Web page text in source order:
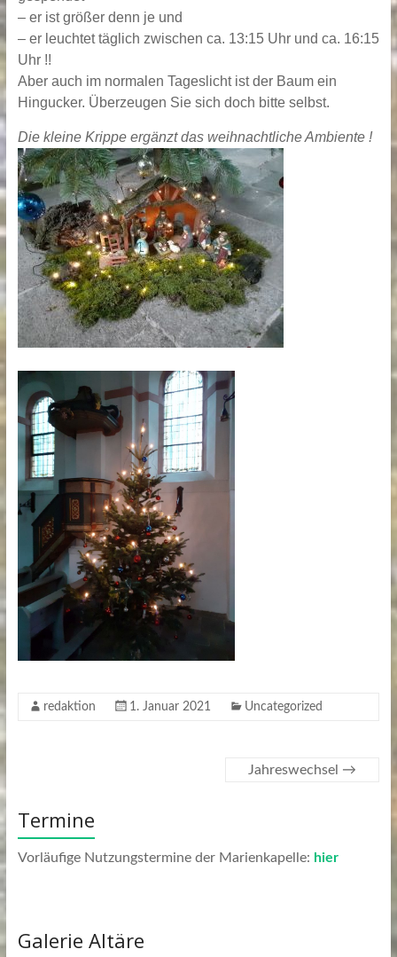
– er ist größer denn je und
– er leuchtet täglich zwischen ca. 13:15 Uhr und ca. 16:15
Uhr !!
Aber auch im normalen Tageslicht ist der Baum ein
Hingucker. Überzeugen Sie sich doch bitte selbst.
Die kleine Krippe ergänzt das weihnachtliche Ambiente !
redaktion 1. Januar 2021 Uncategorized
Jahreswechsel →
Termine
Vorläufige Nutzungstermine der Marienkapelle: hier
Galerie Altäre